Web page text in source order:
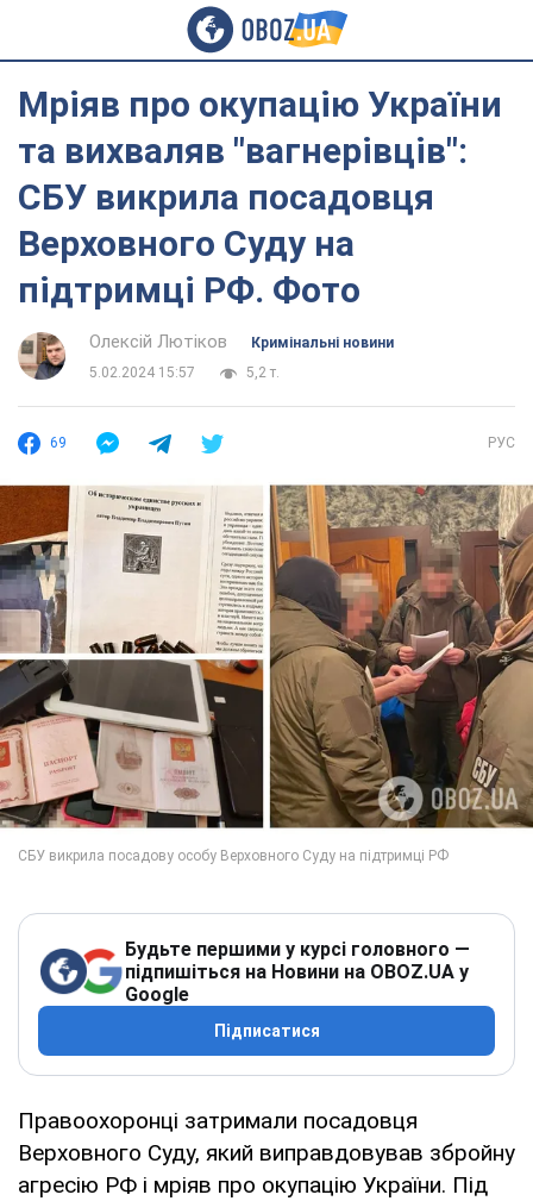
Мріяв про окупацію України
та вихваляв "вагнерівців":
СБУ викрила посадовця
Верховного Суду на
підтримці РФ. Фото
Олексій Лютіков
Кримінальні новини
5.02.2024 15:57
5,2 т.
69 РУС
Будьте першими у курсі головного —
підпишіться на Новини на OBOZ.UA у
Google
Підписатися
Правоохоронці затримали посадовця
Верховного Суду, який виправдовував збройну
агресію РФ і мріяв про окупацію України. Під